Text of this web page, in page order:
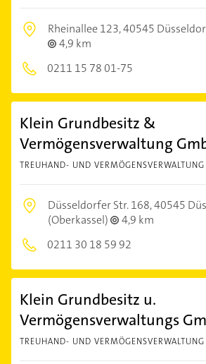
Rheinallee 123,40545
4,9 km
0211 15 78 01-75
Klein Grundbesitz &
Vermögensverwaltung
TREUHAND- UND VERMÖGENSVERWALTUNG
Düsseldorfer Str. 168,40545
(Oberkassel)
4,9 km
0211 30 18 59 92
Klein Grundbesitz u.
Vermögensverwaltungs
TREUHAND- UND VERMÖGENSVERWALTUNG